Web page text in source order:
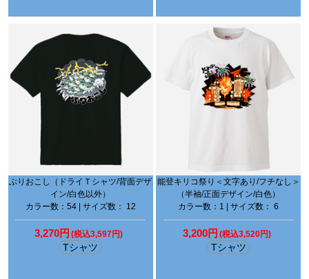
ぶりおこし（ドライＴシャツ/背面デザ
イン/白色以外）
カラー数：54 | サイズ数： 12
3,270円 (税込3,597円)
Tシャツ
能登キリコ祭り＜文字あり/フチなし＞
（半袖/正面デザイン/白色）
カラー数：1 | サイズ数： 6
3,200円 (税込3,520円)
Tシャツ